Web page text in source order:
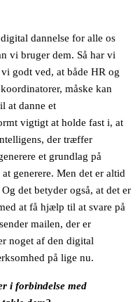
dannelse for alle os
vi bruger dem. Så har vi
godt ved, at både HR og
måske kan
at danne et
vigtigt at holde fast i, at
der træffer
et grundlag på
generere. Men det er altid
det betyder også, at det er
at få hjælp til at svare på
mailen, der er
noget af den digital
på lige nu.
i forbindelse med